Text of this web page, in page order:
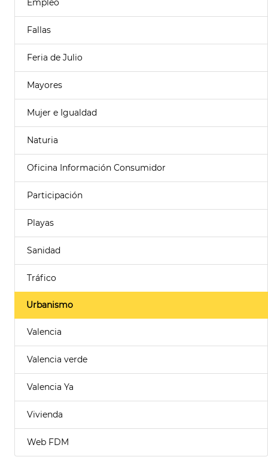
Fallas
Feria de Julio
Mayores
Mujer e Igualdad
Naturia
Oficina Información Consumidor
Participación
Playas
Sanidad
Tráfico
Urbanismo
Valencia
Valencia verde
Valencia Ya
Vivienda
Web FDM